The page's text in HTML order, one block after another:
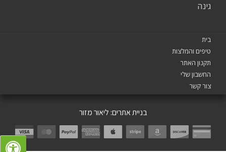
גינה
בית
טיפים והמלצות
תקנון האתר
החשבון שלי
צור קשר
בניית אתרים: ליאור מזור